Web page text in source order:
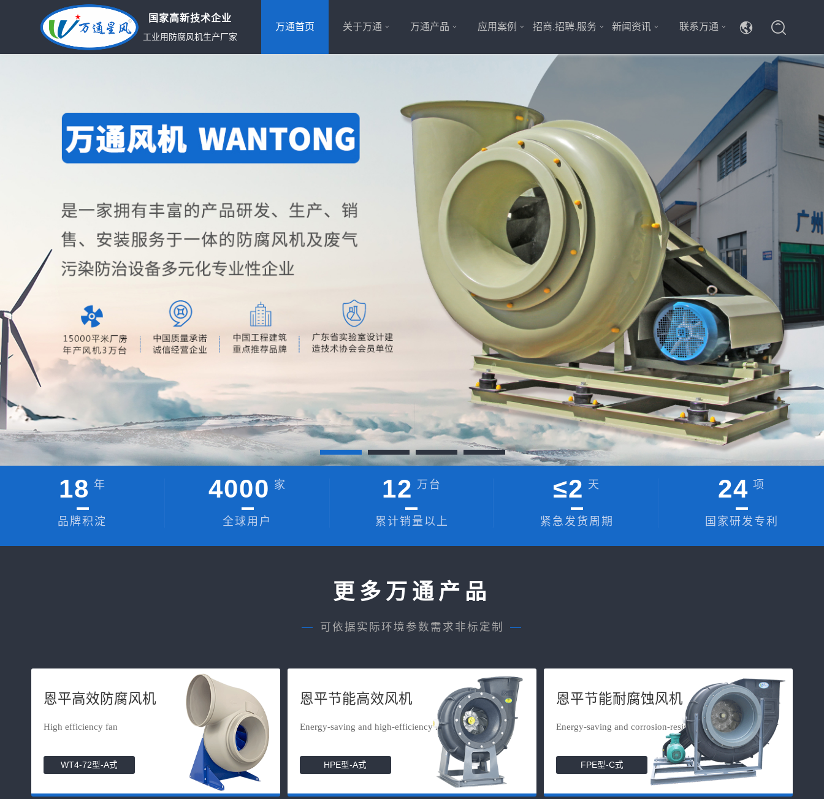
国家高新技术企业
工业用防腐风机生产厂家
万通首页 关于万通 万通产品 应用案例 招商.招聘.服务 新闻资讯 联系万通
18 年
品牌积淀
4000 家
全球用户
12 万台
累计销量以上
≤2 天
紧急发货周期
24 项
国家研发专利
更多万通产品
— 可依据实际环境参数需求非标定制 —
恩平高效防腐风机
High efficiency fan
WT4-72型-A式
恩平节能高效风机
Energy-saving and high-efficiency f...
HPE型-A式
恩平节能耐腐蚀风机
Energy-saving and corrosion-resista...
FPE型-C式